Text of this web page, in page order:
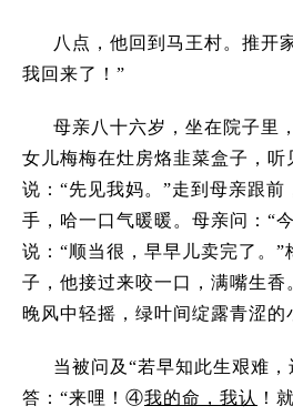
八点，他回到马王村。推开
我回来了！ ”
母亲八十六岁，坐在院子里
女儿梅梅在灶房烙韭菜盒子，听
说： “先见我妈。 ”走到母亲跟前
手，哈一口气暖暖。母亲问： “
说： “顺当很，早早儿卖完了。 ”
子，他接过来咬一口，满嘴生香
晚风中轻摇，绿叶间绽露青涩的
当被问及 “若早知此生艰难，
答： “来哩！④我的命，我认 ！